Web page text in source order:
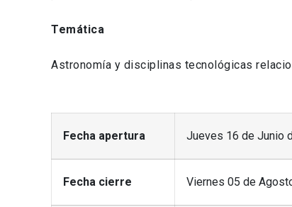
Temática
Astronomía y disciplinas tecnológicas
Fecha apertura Jueves 16 de Junio
Fecha cierre Viernes 05 de